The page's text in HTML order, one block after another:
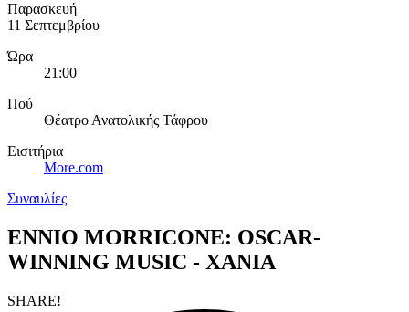
Παρασκευή
11 Σεπτεμβρίου
Ώρα
21:00
Πού
Θέατρο Ανατολικής Τάφρου
Εισιτήρια
More.com
Συναυλίες
ENNIO MORRICONE: OSCAR-
WINNING MUSIC - ΧΑΝΙΑ
SHARE!